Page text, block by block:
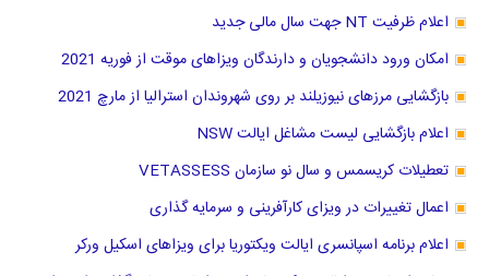
اعلام ظرفیت NT جهت سال مالی جدید
امکان ورود دانشجویان و دارندگان ویزاهای موقت از فوریه 2021
بازگشایی مرزهای نیوزیلند بر روی شهروندان استرالیا از مارچ 2021
اعلام بازگشایی لیست مشاغل ایالت NSW
تعطیلات کریسمس و سال نو سازمان VETASSESS
اعمال تغییرات در ویزای کارآفرینی و سرمایه گذاری
اعلام برنامه اسپانسری ایالت ویکتوریا برای ویزاهای اسکیل ورکر